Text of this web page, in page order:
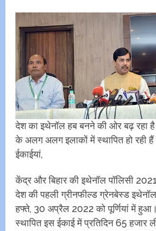
देश का इथेनॉल हब बनने की ओर बढ़ रहा है
के अलग अलग इलाकों में स्थापित हो रही
ईकाईयां,
केंद्र और बिहार की इथेनॉल पॉलिसी 2021
देश की पहली ग्रीनफील्ड ग्रेनबेस्ड
हफ्ते, 30 अप्रैल 2022 को पूर्णियां में
स्थापित इस ईकाई में प्रतिदिन 65 हजार